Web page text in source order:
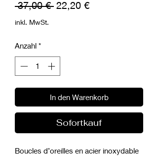
37,00 € Standardpreis
22,20 €Sale-
inkl. MwSt.
Anzahl *
In den Warenkorb
Sofortkauf
Boucles d’oreilles en acier inoxydable